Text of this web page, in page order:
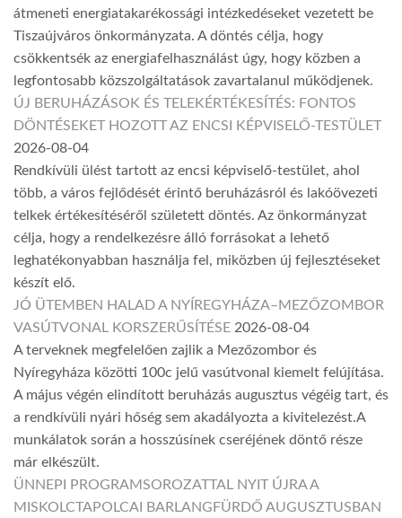
átmeneti energiatakarékossági intézkedéseket vezetett be
Tiszaújváros önkormányzata. A döntés célja, hogy
csökkentsék az energiafelhasználást úgy, hogy közben a
legfontosabb közszolgáltatások zavartalanul működjenek.
ÚJ BERUHÁZÁSOK ÉS TELEKÉRTÉKESÍTÉS: FONTOS
DÖNTÉSEKET HOZOTT AZ ENCSI KÉPVISELŐ-TESTÜLET
2026-08-04
Rendkívüli ülést tartott az encsi képviselő-testület, ahol
több, a város fejlődését érintő beruházásról és lakóövezeti
telkek értékesítéséről született döntés. Az önkormányzat
célja, hogy a rendelkezésre álló forrásokat a lehető
leghatékonyabban használja fel, miközben új fejlesztéseket
készít elő.
JÓ ÜTEMBEN HALAD A NYÍREGYHÁZA–MEZŐZOMBOR
VASÚTVONAL KORSZERŰSÍTÉSE 2026-08-04
A terveknek megfelelően zajlik a Mezőzombor és
Nyíregyháza közötti 100c jelű vasútvonal kiemelt felújítása.
A május végén elindított beruházás augusztus végéig tart, és
a rendkívüli nyári hőség sem akadályozta a kivitelezést.A
munkálatok során a hosszúsínek cseréjének döntő része
már elkészült.
ÜNNEPI PROGRAMSOROZATTAL NYIT ÚJRA A
MISKOLCTAPOLCAI BARLANGFÜRDŐ AUGUSZTUSBAN